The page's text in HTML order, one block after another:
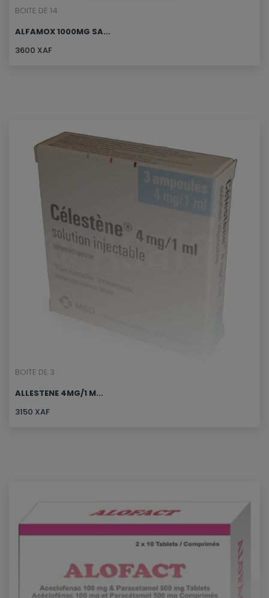
BOITE DE 14
ALFAMOX 1000MG SA...
3600 XAF
BOITE DE 3
ALLESTENE 4MG/1 M...
3150 XAF